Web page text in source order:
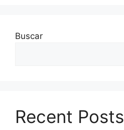
Buscar
Recent Posts